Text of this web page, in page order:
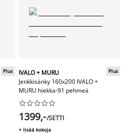
Plus
IVALO + MURU
Jenkkisänky 160x200 IVALO +
MURU hiekka-91 pehmeä
Plus






1399,-/SETTI
+ lisää kokoja